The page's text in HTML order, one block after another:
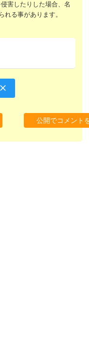
害したりした場合、名
れる事があります。
公開でコメント